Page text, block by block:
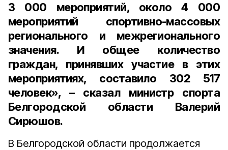
3 000 мероприятий, около 4 000
мероприятий спортивно-массовых
регионального и межрегионального
значения. И общее количество
граждан, принявших участие в этих
мероприятиях, составило 302 517
человек», – сказал министр спорта
Белгородской области Валерий
Сирюшов.
В Белгородской области продолжается